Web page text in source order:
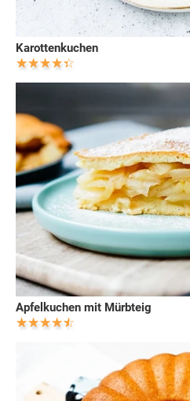
Karottenkuchen
Apfelkuchen mit Mürbteig